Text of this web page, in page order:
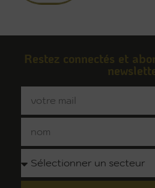
Restez connectés et